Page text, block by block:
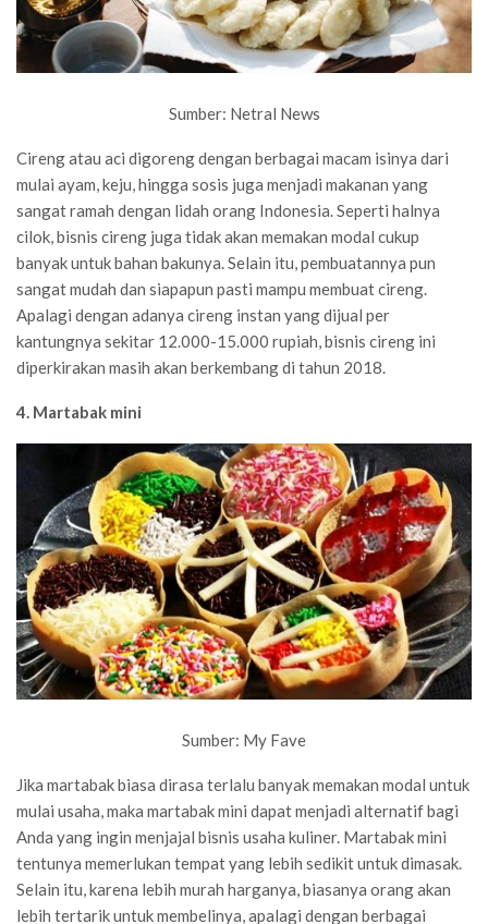
Sumber: Netral News
Cireng atau aci digoreng dengan berbagai macam isinya dari
mulai ayam, keju, hingga sosis juga menjadi makanan yang
sangat ramah dengan lidah orang Indonesia. Seperti halnya
cilok, bisnis cireng juga tidak akan memakan modal cukup
banyak untuk bahan bakunya. Selain itu, pembuatannya pun
sangat mudah dan siapapun pasti mampu membuat cireng.
Apalagi dengan adanya cireng instan yang dijual per
kantungnya sekitar 12.000-15.000 rupiah, bisnis cireng ini
diperkirakan masih akan berkembang di tahun 2018.
4. Martabak mini
Sumber: My Fave
Jika martabak biasa dirasa terlalu banyak memakan modal untuk
mulai usaha, maka martabak mini dapat menjadi alternatif bagi
Anda yang ingin menjajal bisnis usaha kuliner. Martabak mini
tentunya memerlukan tempat yang lebih sedikit untuk dimasak.
Selain itu, karena lebih murah harganya, biasanya orang akan
lebih tertarik untuk membelinya, apalagi dengan berbagai